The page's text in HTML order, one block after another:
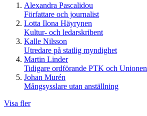
Alexandra Pascalidou
Författare och journalist
Lotta Ilona Häyrynen
Kultur- och ledarskribent
Kalle Nilsson
Utredare på statlig myndighet
Martin Linder
Tidigare ordförande PTK och Unionen
Johan Murén
Mångsysslare utan anställning
Visa fler